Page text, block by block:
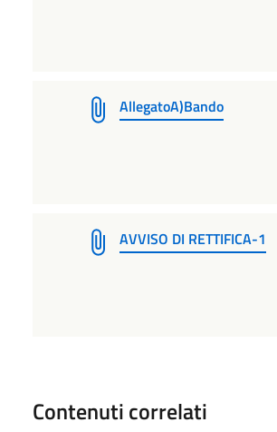
AllegatoA)Bando
AVVISO DI RETTIFICA-1
Contenuti correlati